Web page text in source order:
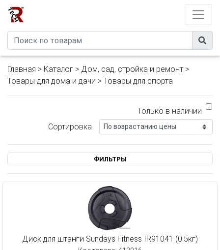
Главная > Каталог > Дом, сад, стройка и ремонт >
Товары для дома и дачи > Товары для спорта
Только в наличии
Сортировка
ФИЛЬТРЫ
Диск для штанги Sundays Fitness IR91041 (0.5кг)